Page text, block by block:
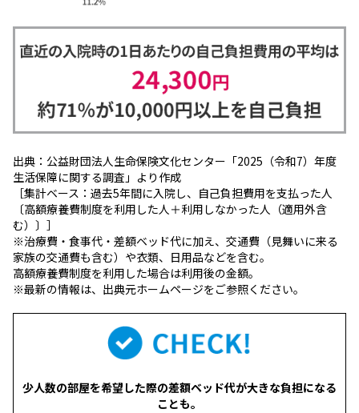
出典：公益財団法人生命保険文化センター「2025（令和7）年度
生活保障に関する調査」より作成
［集計ベース：過去5年間に入院し、自己負担費用を支払った人
〔高額療養費制度を利用した人＋利用しなかった人（適用外含
む）〕］
※治療費・食事代・差額ベッド代に加え、交通費（見舞いに来る
家族の交通費も含む）や衣類、日用品などを含む。
高額療養費制度を利用した場合は利用後の金額。
※最新の情報は、出典元ホームページをご参照ください。
少人数の部屋を希望した際の差額ベッド代が大きな負担になる
ことも。